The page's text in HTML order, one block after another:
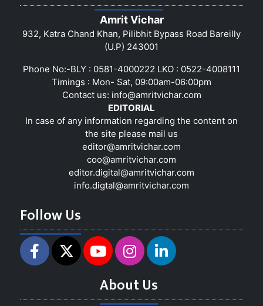
Amrit Vichar
932, Katra Chand Khan, Pilibhit Bypass Road Bareilly
(U.P) 243001
Phone No:-BLY : 0581-4000222 LKO : 0522-4008111
Timings : Mon- Sat, 09:00am-06:00pm
Contact us: info@amritvichar.com
EDITORIAL
In case of any information regarding the content on
the site please mail us
editor@amritvichar.com
coo@amritvichar.com
editor.digital@amritvichar.com
info.digtal@amritvichar.com
Follow Us
About Us